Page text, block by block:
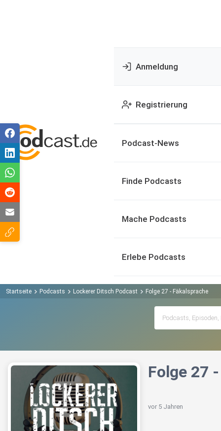
Anmeldung
Registrierung
Podcast-News
Finde Podcasts
Mache Podcasts
Erlebe Podcasts
Startseite Podcasts Lockerer Ditsch Podcast Folge 27 - Fäkalsprache
Folge 27
vor 5 Jahren